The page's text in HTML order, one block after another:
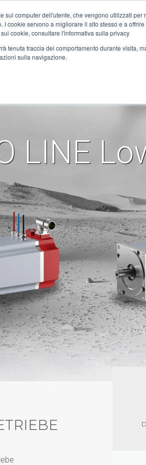
sul computer dell'utente, che vengono utilizzati
I cookie servono a migliorare il sito stesso e a
cookie, consultare l'informativa sulla privacy
tenuta traccia del comportamento durante visita,
sulla navigazione.
Home Nachrichten
ANWENDUNGEN DIENSTLEISTUNGEN